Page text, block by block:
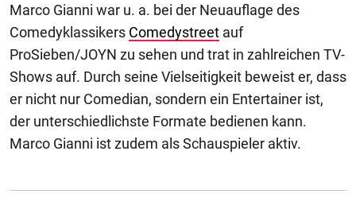
Marco Gianni war u. a. bei der Neuauflage des
Comedyklassikers Comedystreet auf
ProSieben/JOYN zu sehen und trat in zahlreichen TV-
Shows auf. Durch seine Vielseitigkeit beweist er, dass
er nicht nur Comedian, sondern ein Entertainer ist,
der unterschiedlichste Formate bedienen kann.
Marco Gianni ist zudem als Schauspieler aktiv.